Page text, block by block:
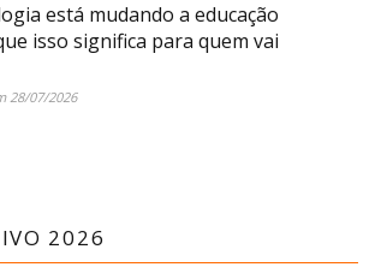
está mudando a educação
isso significa para quem vai
28/07/2026
2026